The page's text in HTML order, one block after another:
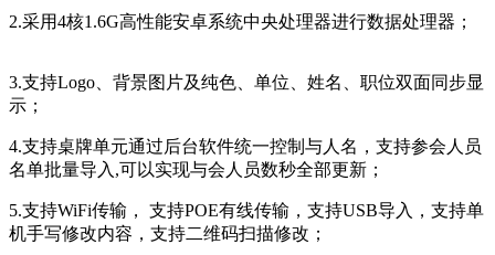
2.采用4核1.6G高性能安卓系统中央处理器进行数据处理器；
3.支持Logo、背景图片及纯色、单位、姓名、职位双面同步显
示；
4.支持桌牌单元通过后台软件统一控制与人名，支持参会人员
名单批量导入,可以实现与会人员数秒全部更新；
5.支持WiFi传输， 支持POE有线传输，支持USB导入，支持单
机手写修改内容，支持二维码扫描修改；